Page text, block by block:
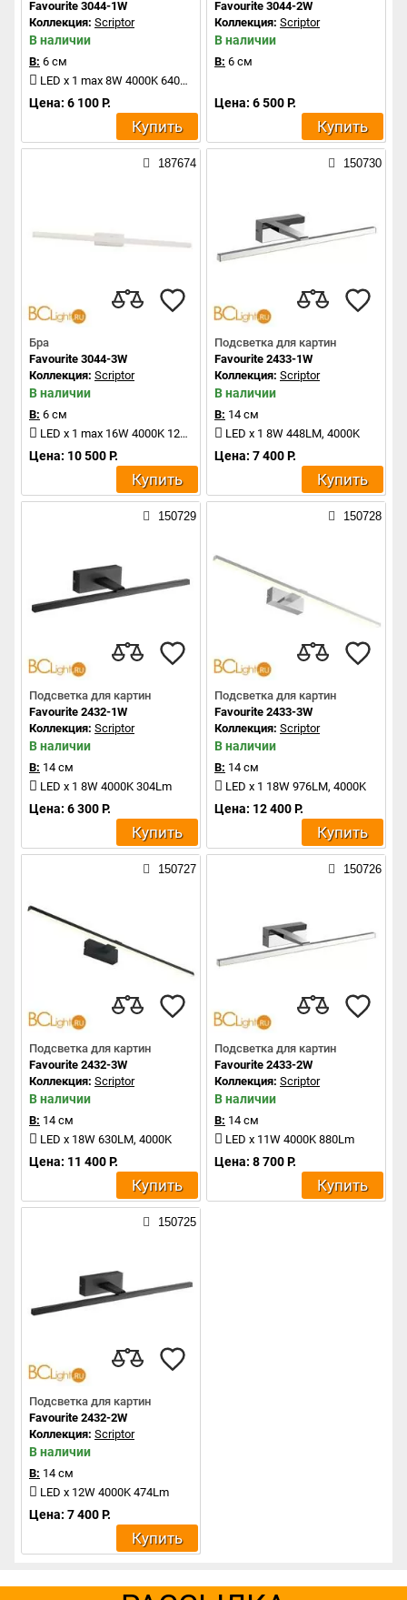
Favourite 3044-1W
Коллекция: Scriptor
В наличии
В: 6 см
LED x 1 max 8W 4000K 640Lm
Цена: 6 100 Р.
Купить
Favourite 3044-2W
Коллекция: Scriptor
В наличии
В: 6 см
Цена: 6 500 Р.
Купить
187674
Бра
Favourite 3044-3W
Коллекция: Scriptor
В наличии
В: 6 см
LED x 1 max 16W 4000K 1280Lm
Цена: 10 500 Р.
Купить
150730
Подсветка для картин
Favourite 2433-1W
Коллекция: Scriptor
В наличии
В: 14 см
LED x 1 8W 448LM, 4000K
Цена: 7 400 Р.
Купить
150729
Подсветка для картин
Favourite 2432-1W
Коллекция: Scriptor
В наличии
В: 14 см
LED x 1 8W 4000K 304Lm
Цена: 6 300 Р.
Купить
150728
Подсветка для картин
Favourite 2433-3W
Коллекция: Scriptor
В наличии
В: 14 см
LED x 1 18W 976LM, 4000K
Цена: 12 400 Р.
Купить
150727
Подсветка для картин
Favourite 2432-3W
Коллекция: Scriptor
В наличии
В: 14 см
LED x 18W 630LM, 4000K
Цена: 11 400 Р.
Купить
150726
Подсветка для картин
Favourite 2433-2W
Коллекция: Scriptor
В наличии
В: 14 см
LED x 11W 4000K 880Lm
Цена: 8 700 Р.
Купить
150725
Подсветка для картин
Favourite 2432-2W
Коллекция: Scriptor
В наличии
В: 14 см
LED x 12W 4000K 474Lm
Цена: 7 400 Р.
Купить